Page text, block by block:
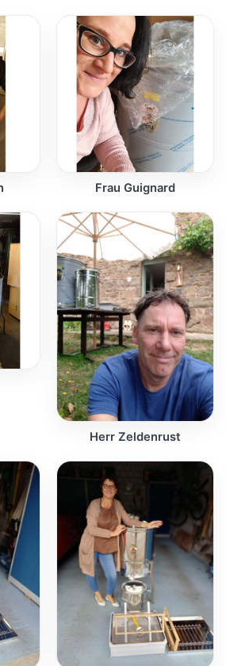
Frau Guignard
Herr Zeldenrust